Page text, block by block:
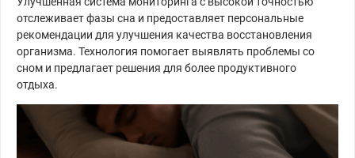
отслеживает фазы сна и предоставляет персональные
рекомендации для улучшения качества восстановления
организма. Технология помогает выявлять проблемы со
сном и предлагает решения для более продуктивного
отдыха.